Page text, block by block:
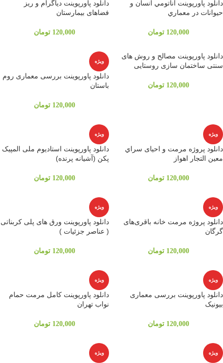
دانلود پاورپوینت آناتومي انسان و
حيوانات در معماري
120,000 تومان
دانلود پاورپوینت دیاگرام و ریز
فضاهای بیمارستان
120,000 تومان
دانلود پاورپوینت مصالح و روش های
سنتی ساختمان سازی روستایی
120,000 تومان
ویژه
دانلود پاورپوینت بررسی معماری روم
باستان
120,000 تومان
ویژه
دانلود پروژه مرمت و احیای سراي
معين التجار اهواز
120,000 تومان
ویژه
دانلود پاورپوینت استادیوم ملی المپیک
پکن (آشیانه پرنده)
120,000 تومان
ویژه
دانلود پروژه مرمت خانه باقری‌های
گرگان
120,000 تومان
ویژه
دانلود پاورپوینت ورق های پلی کربناتی
( عناصر جزئیات )
120,000 تومان
ویژه
دانلود پاورپوینت بررسی معماری
بیونیک
120,000 تومان
ویژه
دانلود پاورپوینت کامل مرمت حمام
نواب تهران
120,000 تومان
ویژه ویژه